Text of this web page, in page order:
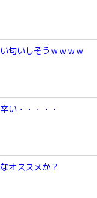
匂いしそうｗｗｗｗ
い・・・・・
オススメか？